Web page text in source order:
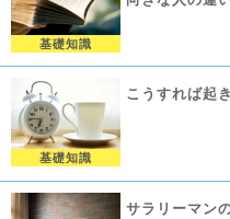
基礎知識
基礎知識
こうすれば起
サラリーマン